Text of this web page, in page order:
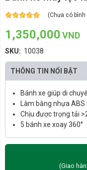
(Chưa có bình
1,350,000VND
SKU: 10038
THÔNG TIN NỔI BẬT
Bánh xe giúp di
Làm bằng nhựa
Chịu được trọng tải
5 bánh xe xoay 360°
(Giao